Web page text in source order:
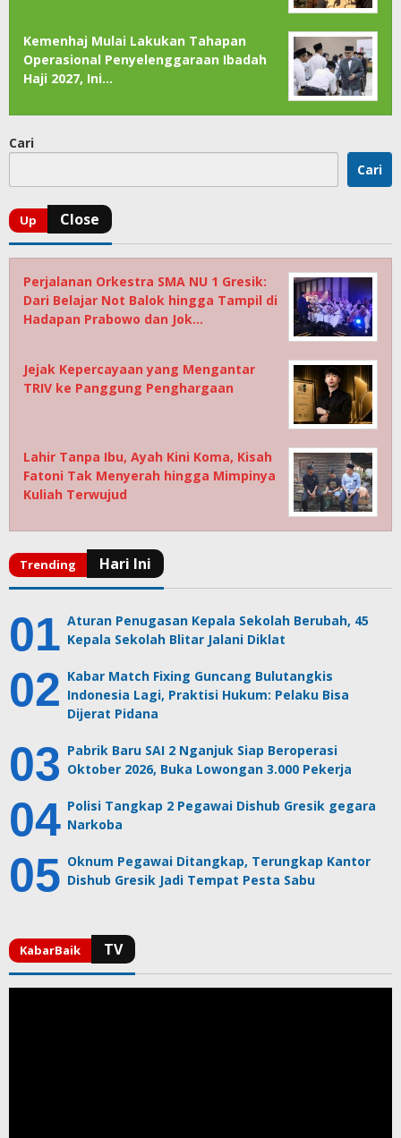
Kemenhaj Mulai Lakukan Tahapan
Operasional Penyelenggaraan Ibadah
Haji 2027, Ini…
Cari
Cari
Perjalanan Orkestra SMA NU 1 Gresik:
Dari Belajar Not Balok hingga Tampil di
Hadapan Prabowo dan Jok…
Jejak Kepercayaan yang Mengantar
TRIV ke Panggung Penghargaan
Lahir Tanpa Ibu, Ayah Kini Koma, Kisah
Fatoni Tak Menyerah hingga Mimpinya
Kuliah Terwujud
Aturan Penugasan Kepala Sekolah Berubah, 45
Kepala Sekolah Blitar Jalani Diklat
Kabar Match Fixing Guncang Bulutangkis
Indonesia Lagi, Praktisi Hukum: Pelaku Bisa
Dijerat Pidana
Pabrik Baru SAI 2 Nganjuk Siap Beroperasi
Oktober 2026, Buka Lowongan 3.000 Pekerja
Polisi Tangkap 2 Pegawai Dishub Gresik gegara
Narkoba
Oknum Pegawai Ditangkap, Terungkap Kantor
Dishub Gresik Jadi Tempat Pesta Sabu